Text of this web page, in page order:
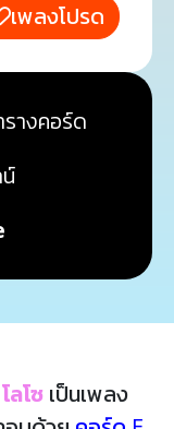
เพลงโปรด
างคอร์ด
ลโซ เป็นเพลง